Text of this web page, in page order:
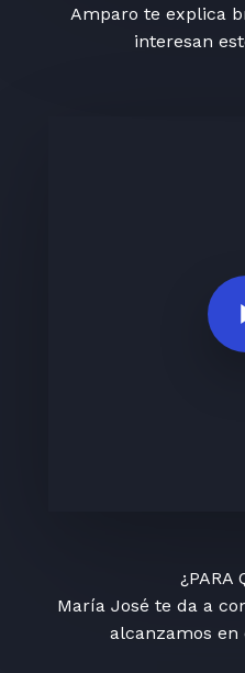
Amparo te explica
interesan
Play
¿PARA
María José te da a
alcanzamos en